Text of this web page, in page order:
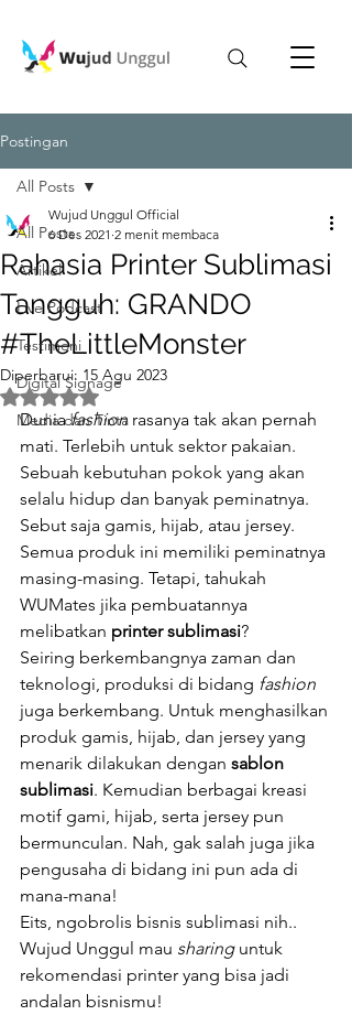
Postingan
All Posts
Artikel
Live Podcast
Testimoni
Digital Signage
Media dan Tinta
All Posts
Rahasia Printer Sublimasi
Tangguh: GRANDO
#TheLittleMonster
Wujud Unggul Official
6 Des 2021 2 menit membaca
Diperbarui: 15 Agu 2023
Dinilai NaN dari 5 bintang.
Dunia fashion rasanya tak akan pernah
mati. Terlebih untuk sektor pakaian.
Sebuah kebutuhan pokok yang akan
selalu hidup dan banyak peminatnya.
Sebut saja gamis, hijab, atau jersey.
Semua produk ini memiliki peminatnya
masing-masing. Tetapi, tahukah
WUMates jika pembuatannya
melibatkan printer sublimasi?
Seiring berkembangnya zaman dan
teknologi, produksi di bidang fashion
juga berkembang. Untuk menghasilkan
produk gamis, hijab, dan jersey yang
menarik dilakukan dengan sablon
sublimasi. Kemudian berbagai kreasi
motif gami, hijab, serta jersey pun
bermunculan. Nah, gak salah juga jika
pengusaha di bidang ini pun ada di
mana-mana!
Eits, ngobrolis bisnis sublimasi nih..
Wujud Unggul mau sharing untuk
rekomendasi printer yang bisa jadi
andalan bisnismu!